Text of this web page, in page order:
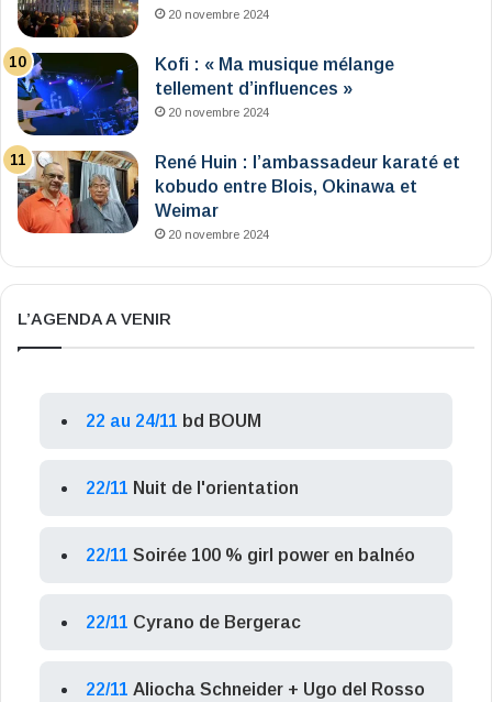
20 novembre 2024
Kofi : « Ma musique mélange
tellement d’influences »
20 novembre 2024
René Huin : l’ambassadeur karaté et
kobudo entre Blois, Okinawa et
Weimar
20 novembre 2024
L’AGENDA A VENIR
22 au 24/11 bd BOUM
22/11 Nuit de l'orientation
22/11 Soirée 100 % girl power en balnéo
22/11 Cyrano de Bergerac
22/11 Aliocha Schneider + Ugo del Rosso